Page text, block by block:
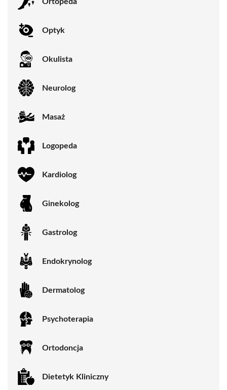
Optyk
Okulista
Neurolog
Masaż
Logopeda
Kardiolog
Ginekolog
Gastrolog
Endokrynolog
Dermatolog
Psychoterapia
Ortodoncja
Dietetyk Kliniczny